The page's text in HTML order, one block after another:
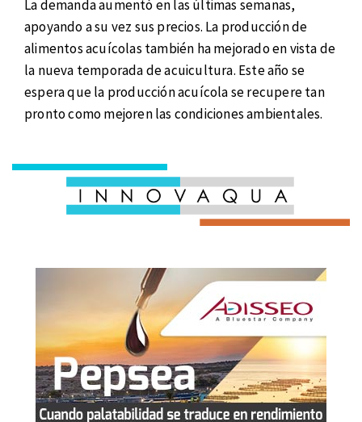
La demanda aumentó en las últimas semanas,
apoyando a su vez sus precios. La producción de
alimentos acuícolas también ha mejorado en vista de
la nueva temporada de acuicultura. Este año se
espera que la producción acuícola se recupere tan
pronto como mejoren las condiciones ambientales.